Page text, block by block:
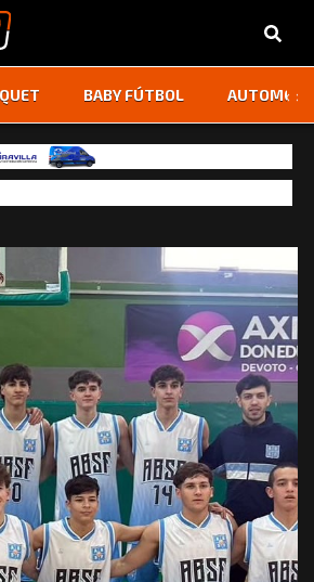
BABY FÚTBOL ‹ ›